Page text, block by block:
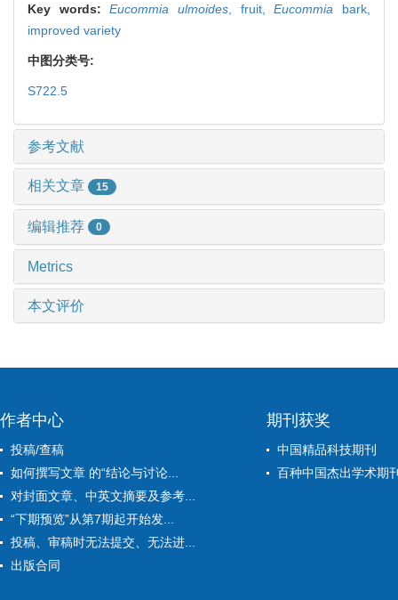
Key words:Eucommia ulmoides fruit,Eucommia bark,
improved variety
中图分类号:
S722.5
参考文献
相关文章 15
编辑推荐 0
Metrics
本文评价
作者中心
投稿/查稿
如何撰写文章 的“结论与讨论...
对封面文章、中英文摘要及参考...
“下期预览”从第7期起开始发...
投稿、审稿时无法提交、无法进...
出版合同
期刊获奖
中国精品科技期刊
百种中国杰出学术期